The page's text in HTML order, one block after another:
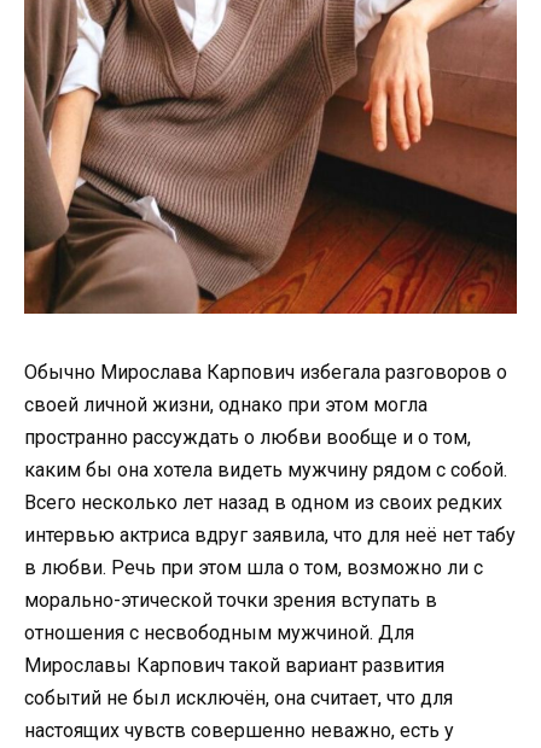
Обычно Мирослава Карпович избегала разговоров о
своей личной жизни, однако при этом могла
пространно рассуждать о любви вообще и о том,
каким бы она хотела видеть мужчину рядом с собой.
Всего несколько лет назад в одном из своих редких
интервью актриса вдруг заявила, что для неё нет табу
в любви. Речь при этом шла о том, возможно ли с
морально-этической точки зрения вступать в
отношения с несвободным мужчиной. Для
Мирославы Карпович такой вариант развития
событий не был исключён, она считает, что для
настоящих чувств совершенно неважно, есть у